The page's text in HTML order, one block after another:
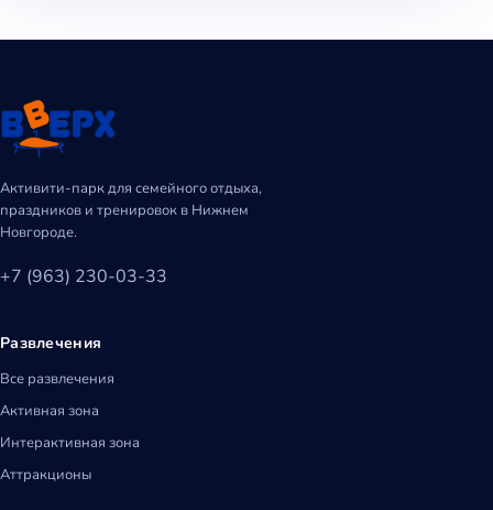
Активити-парк для семейного отдыха,
праздников и тренировок в Нижнем
Новгороде.
+7 (963) 230-03-33
Развлечения
Все развлечения
Активная зона
Интерактивная зона
Аттракционы